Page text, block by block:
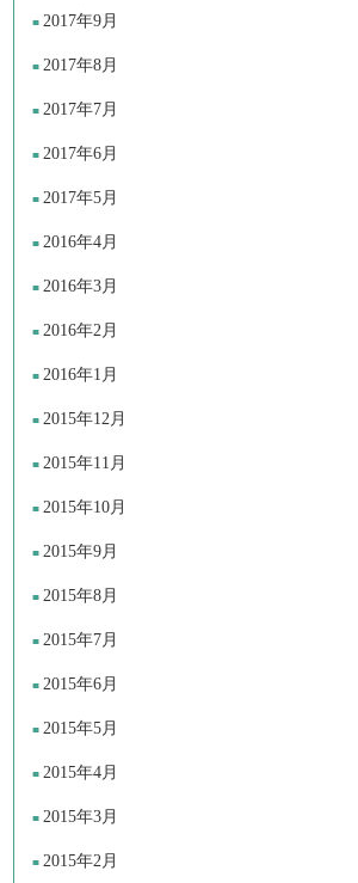
2017年9月
2017年8月
2017年7月
2017年6月
2017年5月
2016年4月
2016年3月
2016年2月
2016年1月
2015年12月
2015年11月
2015年10月
2015年9月
2015年8月
2015年7月
2015年6月
2015年5月
2015年4月
2015年3月
2015年2月